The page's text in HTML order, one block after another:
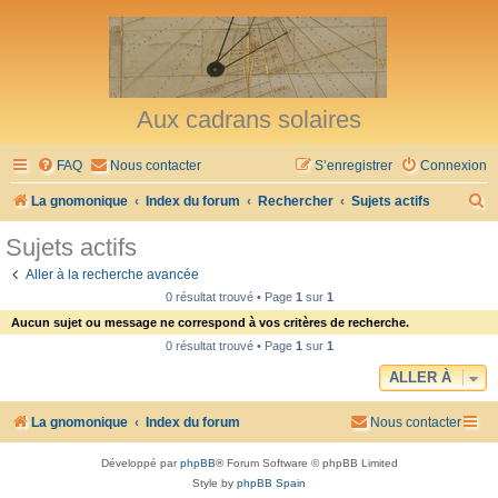
Aux cadrans solaires
FAQ Nous contacter Connexion
S’enregistrer
La gnomonique Index du forum Rechercher Sujets actifs
h
Sujets actifs
Aller à la recherche avancée
0 résultat trouvé • Page 1sur 1
Aucun sujet ou message ne correspond à vos critères de recherche.
0 résultat trouvé • Page 1sur 1
ALLER À
La gnomonique Index du forum Nous contacter
Développé parphpBB® Forum Software © phpBB Limited
Style by phpBB Spain